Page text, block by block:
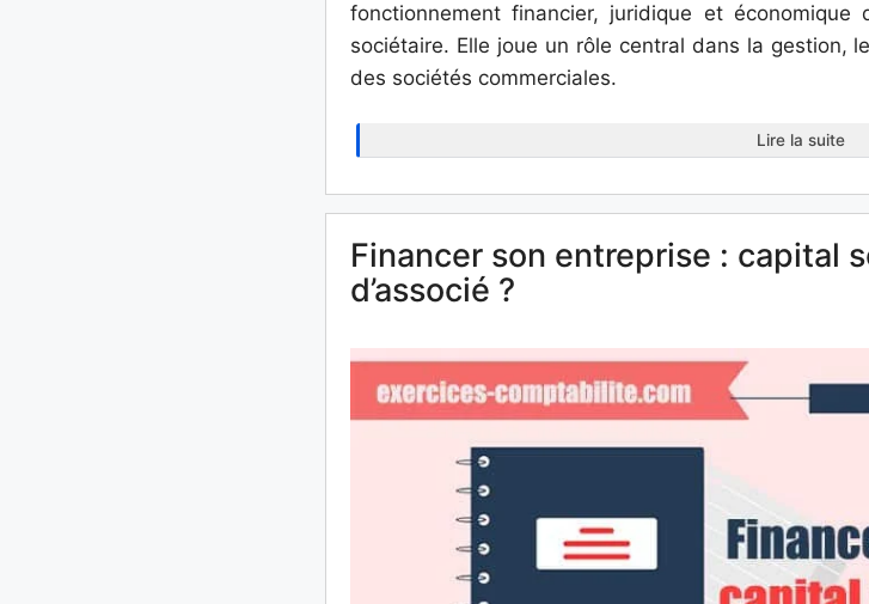
fonctionnement financier, juridique et économique
sociétaire. Elle joue un rôle central dans la gestion,
des sociétés commerciales.
Lire la suite
Financer son entreprise : capital
d’associé ?